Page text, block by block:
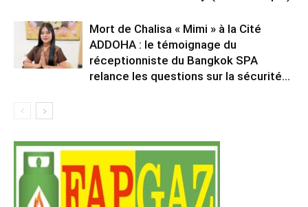
Mort de Chalisa « Mimi » à la Cité
ADDOHA : le témoignage du
réceptionniste du Bangkok SPA
relance les questions sur la sécurité...